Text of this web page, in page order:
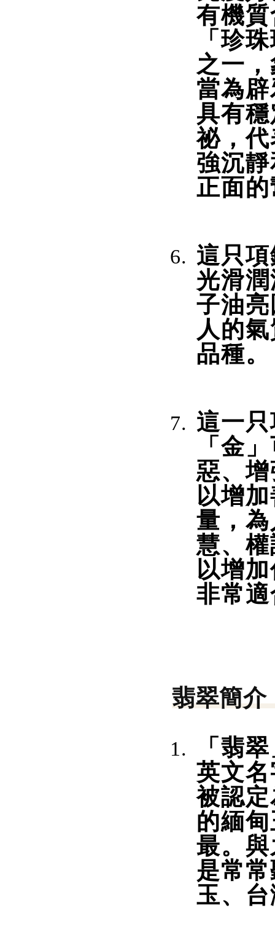
有機
「珍
之一
當為
具有
祕，
強沉
正面
這只
光滑
子油
人的
品種。
這一
「金
惡、
以增
量，
慧、
以增
非常
翡翠簡介
「翡
英文
被認
的緬
最。
是常
玉、